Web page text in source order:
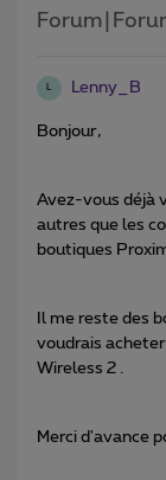
L Lenny_B
Bonjour,
Avez-vous déjà
autres que les
boutiques
Il me reste des
voudrais
Wireless 2 .
Merci d'avance